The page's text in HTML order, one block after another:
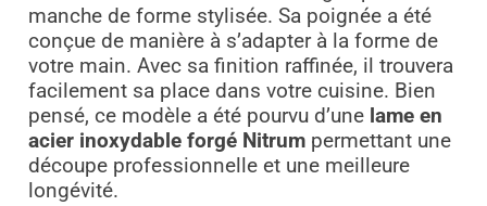
manche de forme stylisée. Sa poignée a été
conçue de manière à s’adapter à la forme de
votre main. Avec sa finition raffinée, il trouvera
facilement sa place dans votre cuisine. Bien
pensé, ce modèle a été pourvu d’une lame en
acier inoxydable forgé Nitrumpermettant une
découpe professionnelle et une meilleure
longévité.